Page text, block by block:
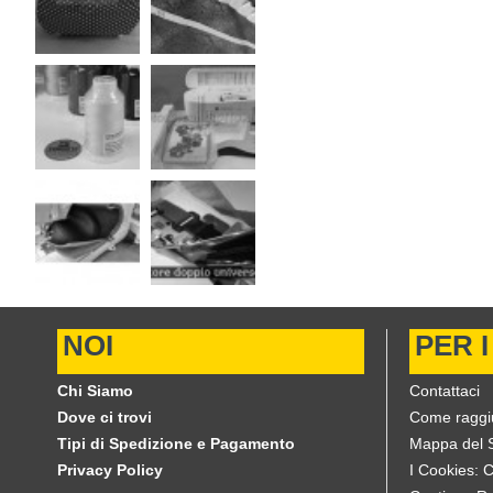
NOI
Chi Siamo
Dove ci trovi
Tipi di Spedizione e Pagamento
Privacy Policy
PER
Contattaci
Come
Mappa del
I Cookies: